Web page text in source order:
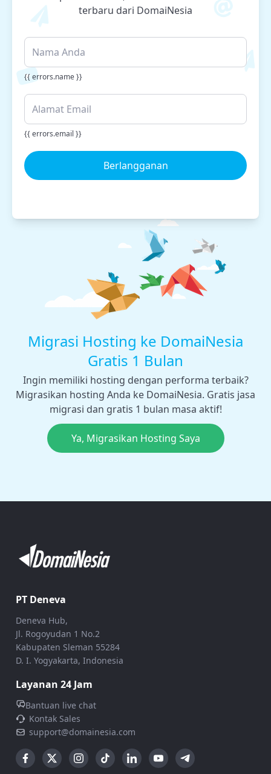
terbaru dari DomaiNesia
{{ errors.name }}
{{ errors.email }}
Berlangganan
Migrasi Hosting ke DomaiNesia
Gratis 1 Bulan
Ingin memiliki hosting dengan performa terbaik?
Migrasikan hosting Anda ke DomaiNesia. Gratis jasa
migrasi dan gratis 1 bulan masa aktif!
Ya, Migrasikan Hosting Saya
PT Deneva
Deneva Hub,
Jl. Rogoyudan 1 No.2
Kabupaten Sleman 55284
D. I. Yogyakarta, Indonesia
Layanan 24 Jam
Bantuan live chat
Kontak Sales
support@domainesia.com